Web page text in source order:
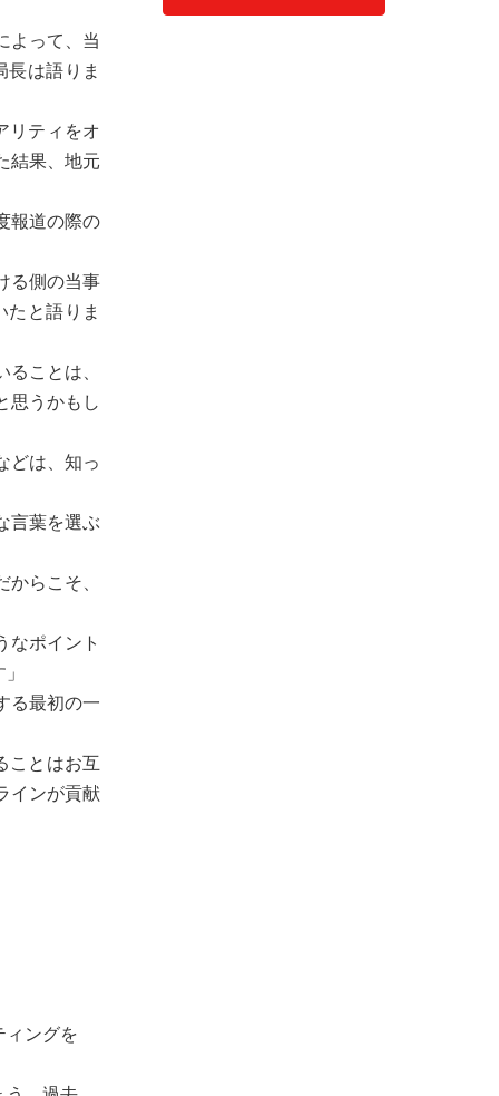
よって、当
は語りま
リティをオ
結果、地元
報道の際の
る側の当事
たと語りま
ことは、
思うかもし
どは、知っ
言葉を選ぶ
らこそ、
なポイント
る最初の一
ことはお互
インが貢献
ィングを